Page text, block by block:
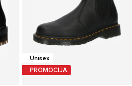
Unisex
PROMOCIJA